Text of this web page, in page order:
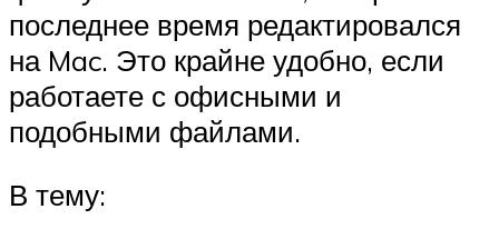
последнее время редактировался
на Mac. Это крайне удобно, если
работаете с офисными и
подобными файлами.
В тему: